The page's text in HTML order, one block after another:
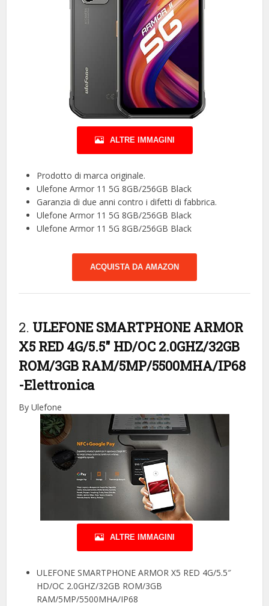
ALTRE IMMAGINI
Prodotto di marca originale.
Ulefone Armor 11 5G 8GB/256GB Black
Garanzia di due anni contro i difetti di fabbrica.
Ulefone Armor 11 5G 8GB/256GB Black
Ulefone Armor 11 5G 8GB/256GB Black
ACQUISTA DA AMAZON
2. ULEFONE SMARTPHONE ARMOR
X5 RED 4G/5.5″ HD/OC 2.0GHZ/32GB
ROM/3GB RAM/5MP/5500MHA/IP68
-Elettronica
By Ulefone
ALTRE IMMAGINI
ULEFONE SMARTPHONE ARMOR X5 RED 4G/5.5″
HD/OC 2.0GHZ/32GB ROM/3GB
RAM/5MP/5500MHA/IP68